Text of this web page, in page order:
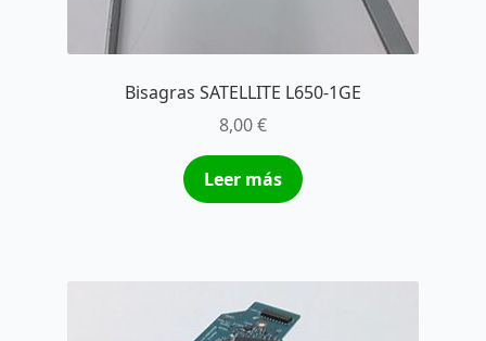
Bisagras SATELLITE L650-1GE
8,00€
Leer más